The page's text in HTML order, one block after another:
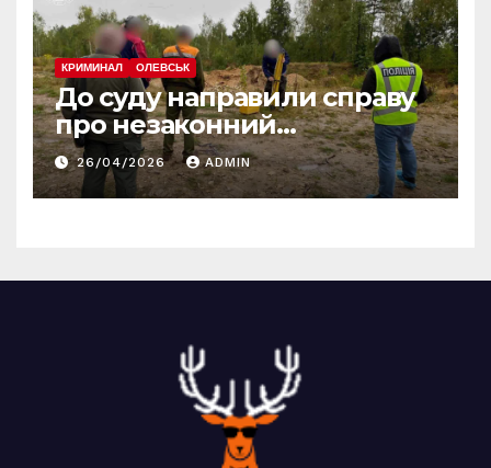
КРИМИНАЛ ОЛЕВСЬК
До суду направили справу
про незаконний
промисловий видобуток
пісковику на Олевщині
26/04/2026 ADMIN